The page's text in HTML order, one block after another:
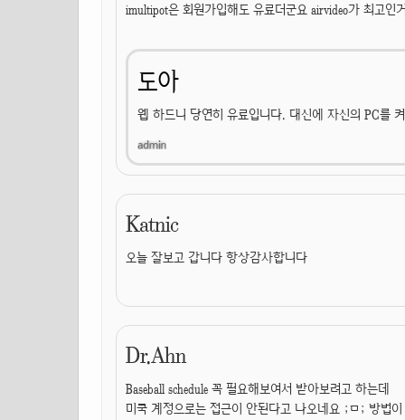
imultipot은 회원가입해도 유료더군요 airvideo가 최고인
도아
웹 하드니 당연히 유료입니다. 대신에 자신의 PC를
Katnic
오늘 잘보고 갑니다 항상감사합니다
Dr.Ahn
Baseball schedule 꼭 필요해보여서 받아보려고 하는데
미쿡 계정으로는 접근이 안된다고 나오네요 ;ㅁ; 방법이